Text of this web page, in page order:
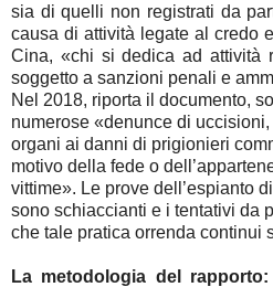
sia di quelli non registrati da
causa di attività legate al credo
Cina, «chi si dedica ad attività
soggetto a sanzioni penali e
Nel 2018, riporta il documento,
numerose «denunce di
organi ai danni di prigionieri
motivo della fede o
vittime». Le prove dell’espianto
sono schiaccianti e i tentativi da
che tale pratica orrenda continui
La metodologia del